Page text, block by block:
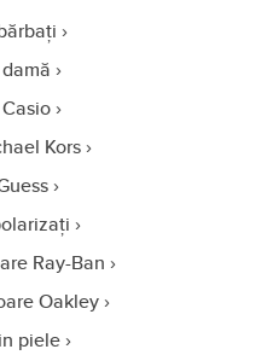
Kors
Ray-Ban
Oakley
piele